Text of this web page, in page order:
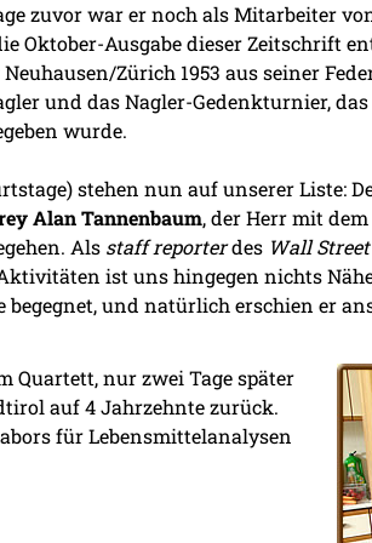
zuvor war er noch als Mitarbeiter
Oktober-Ausgabe dieser Zeitschrift
Zürich 1953 aus seiner
und das Nagler-Gedenkturnier,
wurde.
stehen nun auf unserer Liste:
Alan Tannenbaum, der Herr mit
Als staff reporterdes Wall
ist uns hingegen nichts
und natürlich erschien er
Quartett, nur zwei Tage später
auf 4 Jahrzehnte zurück.
für Lebensmittelanalysen